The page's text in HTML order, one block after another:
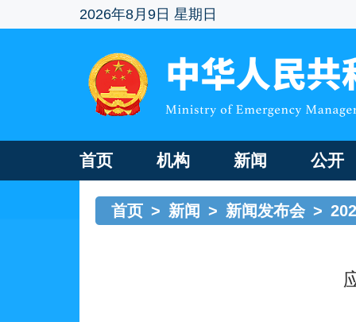
2026年8月9日 星期日
首页 机构 新闻 公开
首页 > 新闻 > 新闻发布会 >